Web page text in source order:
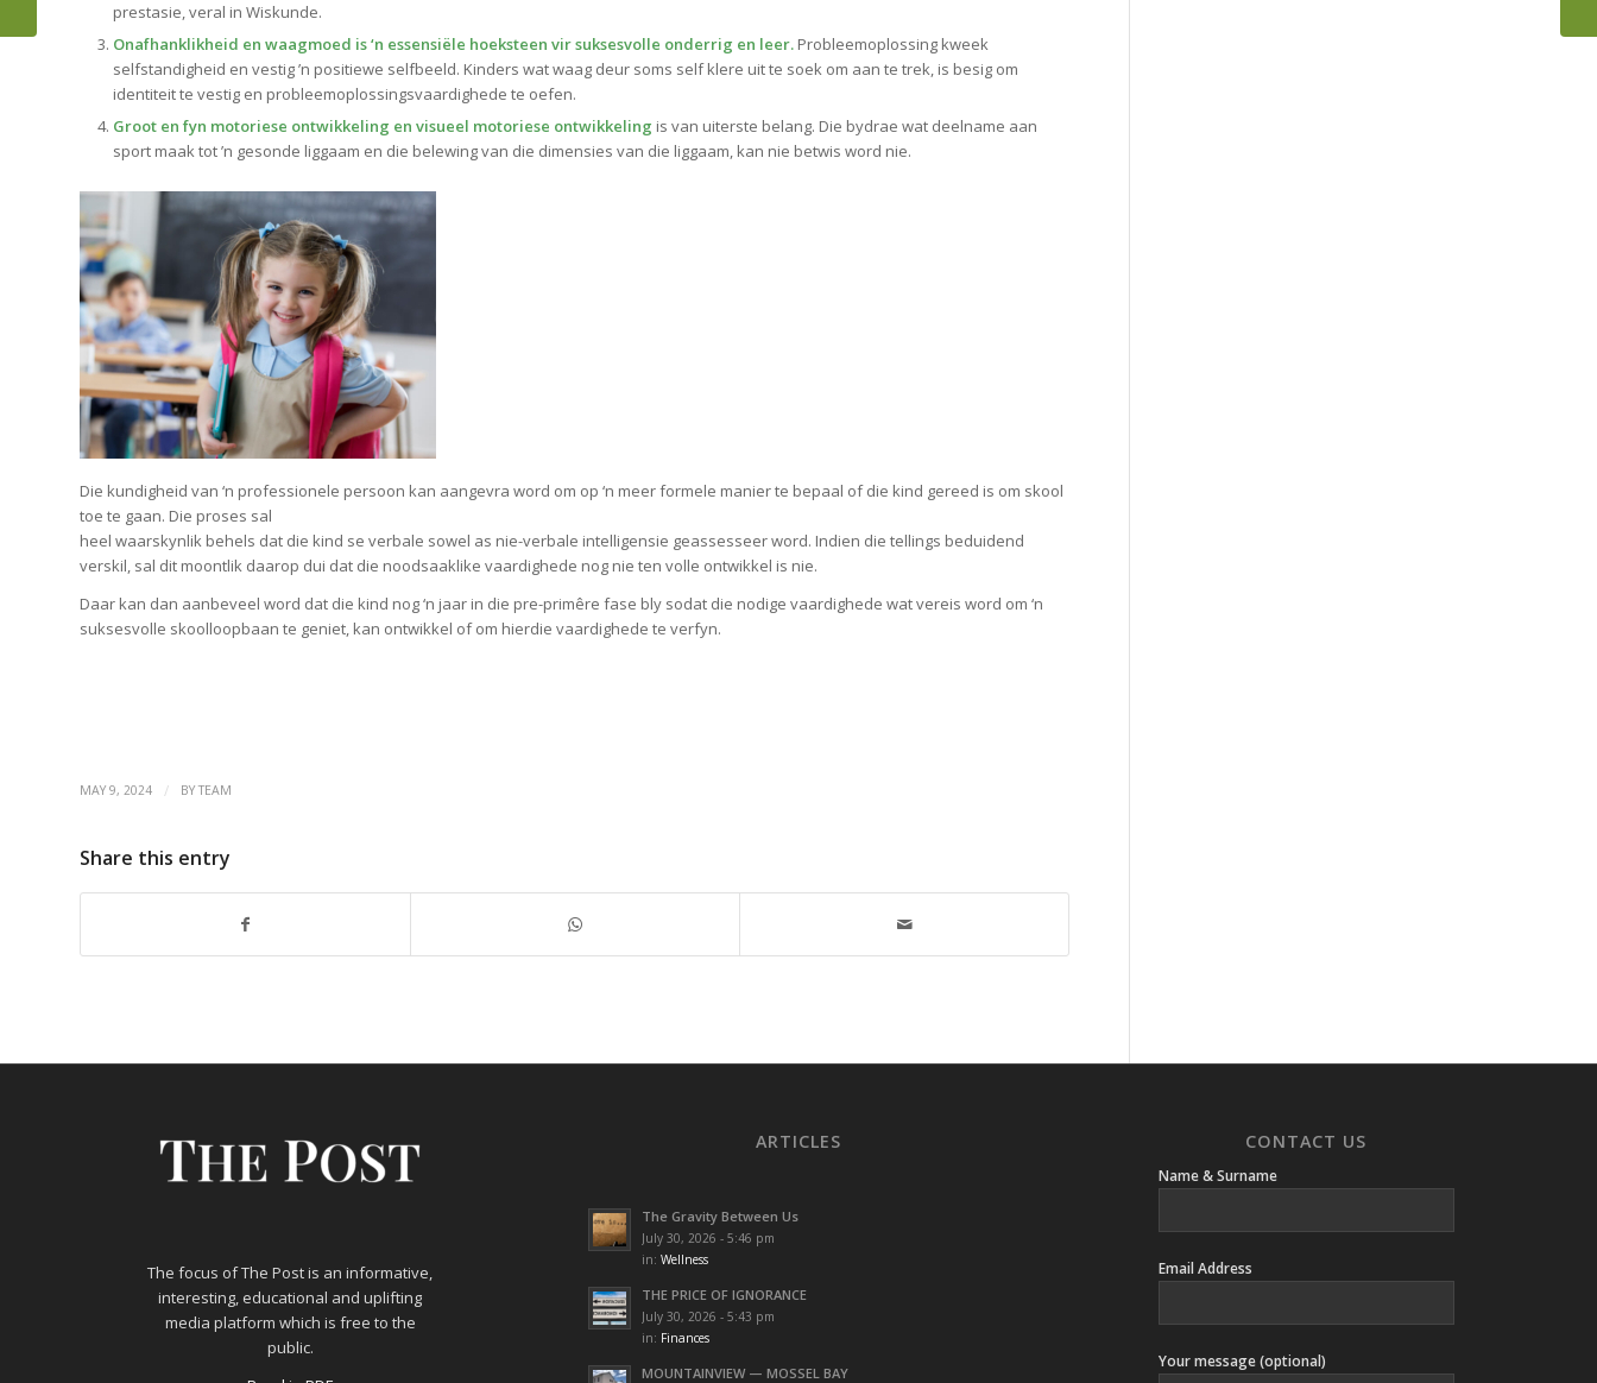
prestasie, veral in Wiskunde.
Onafhanklikheid en waagmoed is ‘n essensiële hoeksteen vir suksesvolle onderrig en leer. Probleemoplossing kweek
selfstandigheid en vestig ’n positiewe selfbeeld. Kinders wat waag deur soms self klere uit te soek om aan te trek, is besig om
identiteit te vestig en probleemoplossingsvaardighede te oefen.
Groot en fyn motoriese ontwikkeling en visueel motoriese ontwikkeling is van uiterste belang. Die bydrae wat deelname aan
sport maak tot ’n gesonde liggaam en die belewing van die dimensies van die liggaam, kan nie betwis word nie.
Die kundigheid van ‘n professionele persoon kan aangevra word om op ‘n meer formele manier te bepaal of die kind gereed is om skool
toe te gaan. Die proses sal
heel waarskynlik behels dat die kind se verbale sowel as nie-verbale intelligensie geassesseer word. Indien die tellings beduidend
verskil, sal dit moontlik daarop dui dat die noodsaaklike vaardighede nog nie ten volle ontwikkel is nie.
Daar kan dan aanbeveel word dat die kind nog ‘n jaar in die pre-primêre fase bly sodat die nodige vaardighede wat vereis word om ‘n
suksesvolle skoolloopbaan te geniet, kan ontwikkel of om hierdie vaardighede te verfyn.
MAY 9, 2024 / BYTEAM
Share this entry
The focus of The Post is an informative,
interesting, educational and uplifting
media platform which is free to the
public.
ARTICLES
The Gravity Between Us
July 30, 2026 - 5:46 pm
in: Wellness
THE PRICE OF IGNORANCE
July 30, 2026 - 5:43 pm
in: Finances
MOUNTAINVIEW — MOSSEL BAY
CONTACT US
Name & Surname
Email Address
Your message (optional)